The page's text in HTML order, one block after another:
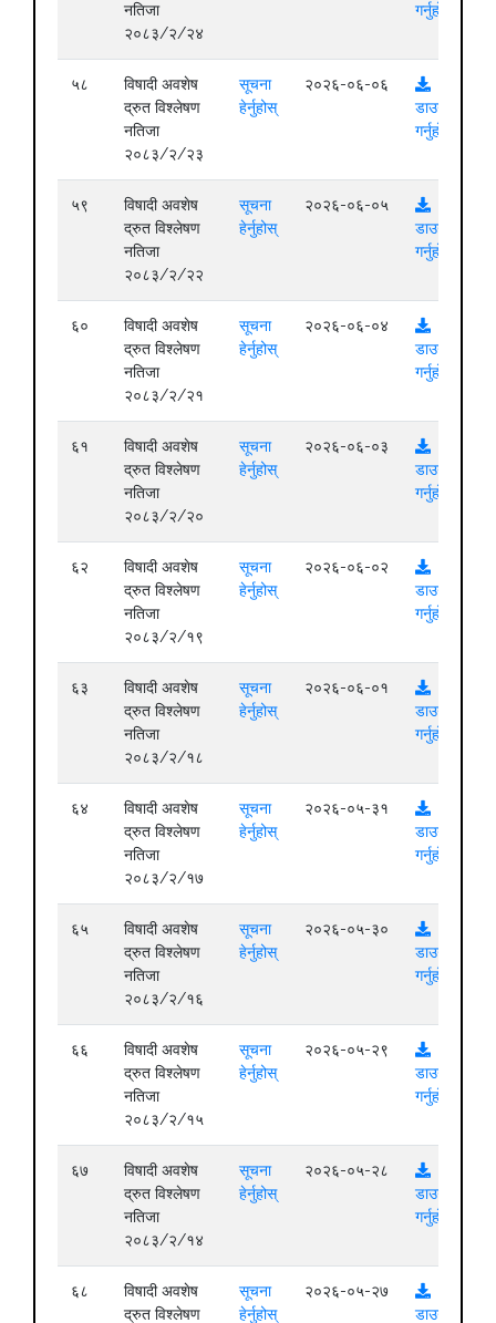
नतिजा
२०८३/२/२४
गर्नुहोस्
५८
विषादी अवशेष
द्रुत विश्लेषण
नतिजा
२०८३/२/२३
सूचना
हेर्नुहोस्
२०२६-०६-०६
डाउनलोड
गर्नुहोस्
५९
विषादी अवशेष
द्रुत विश्लेषण
नतिजा
२०८३/२/२२
सूचना
हेर्नुहोस्
२०२६-०६-०५
डाउनलोड
गर्नुहोस्
६०
विषादी अवशेष
द्रुत विश्लेषण
नतिजा
२०८३/२/२१
सूचना
हेर्नुहोस्
२०२६-०६-०४
डाउनलोड
गर्नुहोस्
६१
विषादी अवशेष
द्रुत विश्लेषण
नतिजा
२०८३/२/२०
सूचना
हेर्नुहोस्
२०२६-०६-०३
डाउनलोड
गर्नुहोस्
६२
विषादी अवशेष
द्रुत विश्लेषण
नतिजा
२०८३/२/१९
सूचना
हेर्नुहोस्
२०२६-०६-०२
डाउनलोड
गर्नुहोस्
६३
विषादी अवशेष
द्रुत विश्लेषण
नतिजा
२०८३/२/१८
सूचना
हेर्नुहोस्
२०२६-०६-०१
डाउनलोड
गर्नुहोस्
६४
विषादी अवशेष
द्रुत विश्लेषण
नतिजा
२०८३/२/१७
सूचना
हेर्नुहोस्
२०२६-०५-३१
डाउनलोड
गर्नुहोस्
६५
विषादी अवशेष
द्रुत विश्लेषण
नतिजा
२०८३/२/१६
सूचना
हेर्नुहोस्
२०२६-०५-३०
डाउनलोड
गर्नुहोस्
६६
विषादी अवशेष
द्रुत विश्लेषण
नतिजा
२०८३/२/१५
सूचना
हेर्नुहोस्
२०२६-०५-२९
डाउनलोड
गर्नुहोस्
६७
विषादी अवशेष
द्रुत विश्लेषण
नतिजा
२०८३/२/१४
सूचना
हेर्नुहोस्
२०२६-०५-२८
डाउनलोड
गर्नुहोस्
६८
विषादी अवशेष
द्रुत विश्लेषण
सूचना
हेर्नुहोस्
२०२६-०५-२७
डाउनलोड